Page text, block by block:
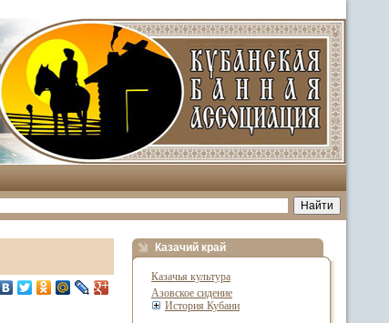
Казачий край
Казачья культура
Азовское сидение
История Кубани